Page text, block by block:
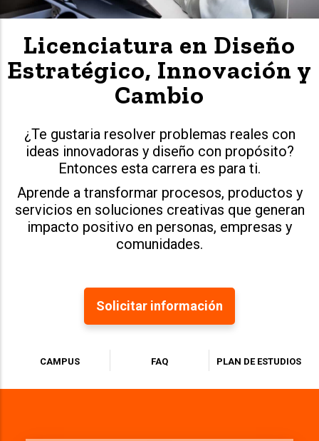
Licenciatura en Diseño
Estratégico, Innovación y
Cambio
¿Te gustaria resolver problemas reales con
ideas innovadoras y diseño con propósito?
Entonces esta carrera es para ti.
Aprende a transformar procesos, productos y
servicios en soluciones creativas que generan
impacto positivo en personas, empresas y
comunidades.
Solicitar información
CAMPUS FAQ PLAN DE ESTUDIOS